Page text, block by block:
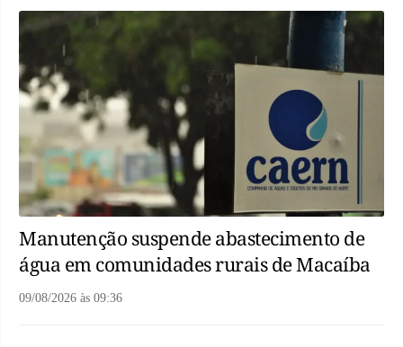
Manutenção suspende abastecimento de
água em comunidades rurais de Macaíba
09/08/2026 às 09:36